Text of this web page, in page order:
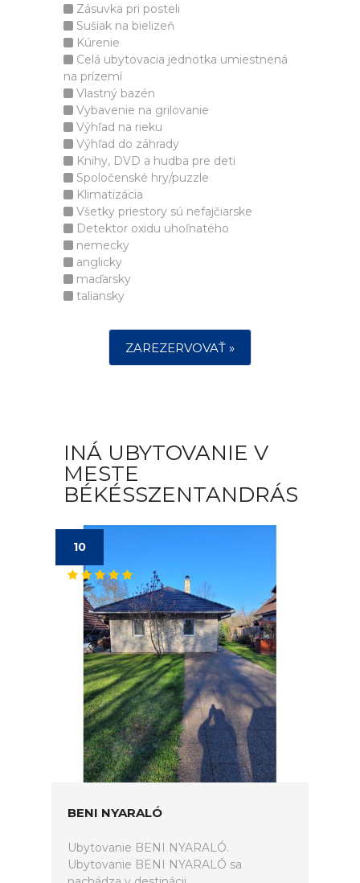
Zásuvka pri posteli
Sušiak na bielizeň
Kúrenie
Celá ubytovacia jednotka umiestnená
na prízemí
Vlastný bazén
Vybavenie na grilovanie
Výhľad na rieku
Výhľad do záhrady
Knihy, DVD a hudba pre deti
Spoločenské hry/puzzle
Klimatizácia
Všetky priestory sú nefajčiarske
Detektor oxidu uhoľnatého
nemecky
anglicky
maďarsky
taliansky
ZAREZERVOVAŤ »
INÁ UBYTOVANIE V
MESTE
BÉKÉSSZENTANDRÁS
10
BENI NYARALÓ
Ubytovanie BENI NYARALÓ.
Ubytovanie BENI NYARALÓ sa